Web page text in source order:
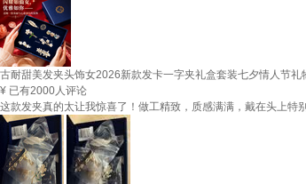
古耐甜美发夹头饰女2026新款发卡一字夹礼盒套装七夕情人节礼
¥ 已有2000人评论
这款发夹真的太让我惊喜了！做工精致，质感满满，戴在头上特